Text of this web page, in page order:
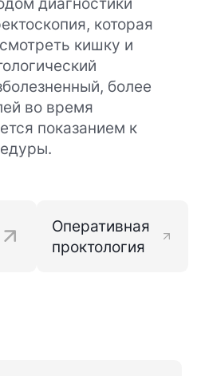
которая
кишку и
более
во время
показанием к
Оперативная
проктология